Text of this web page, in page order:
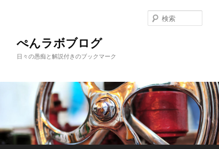
ぺんラボブログ
日々の愚痴と解説付きのブックマーク
索